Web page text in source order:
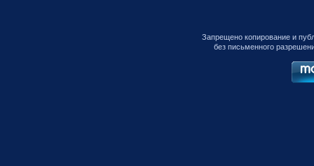
Запрещено копирование и
без письменного